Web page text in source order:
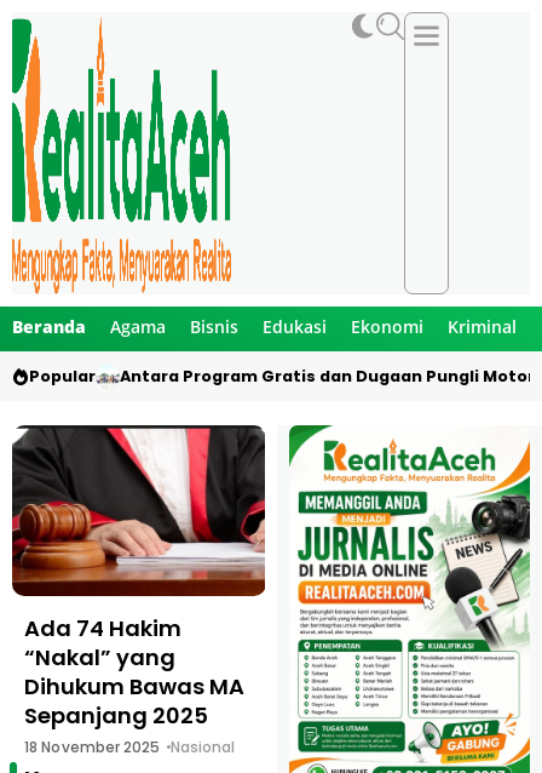
Beranda Agama Bisnis Edukasi Ekonomi Kriminal
Popular Antara Program Gratis dan Dugaan Pungli Motor
Ada 74 Hakim
“Nakal” yang
Dihukum Bawas MA
Sepanjang 2025
18 November 2025 Nasional